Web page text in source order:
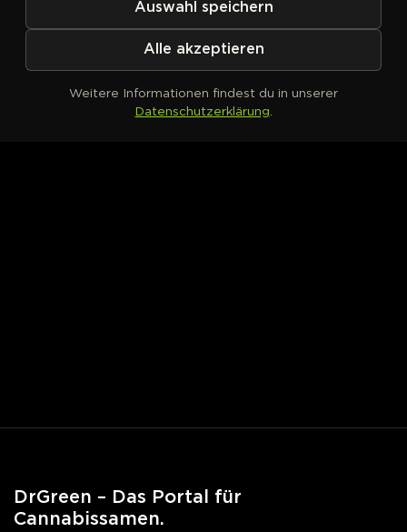
Kein Produkt definiert
DrGreen – Das Portal für
Cannabissamen.
Auswahl speichern
Alle akzeptieren
Weitere Informationen findest du in unserer
Datenschutzerklärung